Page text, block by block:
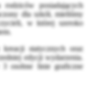
rodziców posiadających
dla szkół, mieliśmy
w której szeroko
statycznych oraz
edycji wydarzenia.
osobne linie graficzne